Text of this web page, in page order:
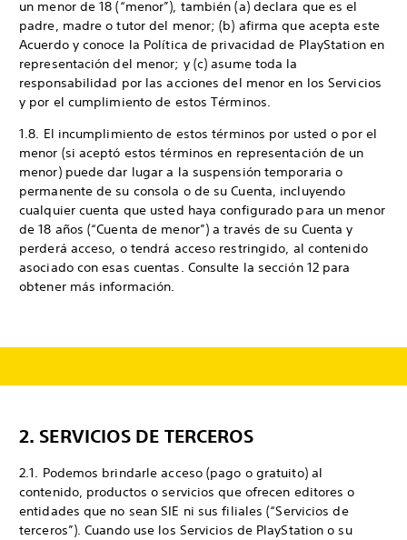
un menor de 18 (“menor”), también (a) declara que es el
padre, madre o tutor del menor; (b) afirma que acepta este
Acuerdo y conoce la Política de privacidad de PlayStation en
representación del menor; y (c) asume toda la
responsabilidad por las acciones del menor en los Servicios
y por el cumplimiento de estos Términos.
1.8. El incumplimiento de estos términos por usted o por el
menor (si aceptó estos términos en representación de un
menor) puede dar lugar a la suspensión temporaria o
permanente de su consola o de su Cuenta, incluyendo
cualquier cuenta que usted haya configurado para un menor
de 18 años (“Cuenta de menor”) a través de su Cuenta y
perderá acceso, o tendrá acceso restringido, al contenido
asociado con esas cuentas. Consulte la sección 12 para
obtener más información.
2. SERVICIOS DE TERCEROS
2.1. Podemos brindarle acceso (pago o gratuito) al
contenido, productos o servicios que ofrecen editores o
entidades que no sean SIE ni sus filiales (“Servicios de
terceros”). Cuando use los Servicios de PlayStation o su